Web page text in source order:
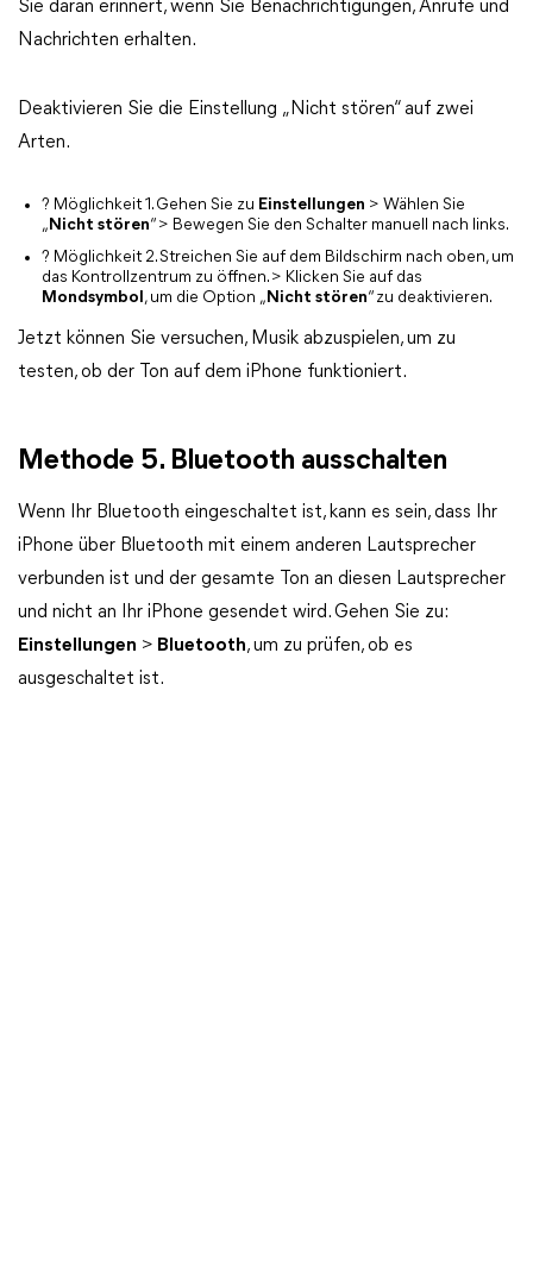
Sie daran erinnert, wenn Sie Benachrichtigungen, Anrufe und
Nachrichten erhalten.
Deaktivieren Sie die Einstellung „Nicht stören“ auf zwei
Arten.
? Möglichkeit 1. Gehen Sie zu Einstellungen > Wählen Sie
„Nicht stören“ > Bewegen Sie den Schalter manuell nach links.
? Möglichkeit 2. Streichen Sie auf dem Bildschirm nach oben, um
das Kontrollzentrum zu öffnen. > Klicken Sie auf das
Mondsymbol, um die Option „Nicht stören“ zu deaktivieren.
Jetzt können Sie versuchen, Musik abzuspielen, um zu
testen, ob der Ton auf dem iPhone funktioniert.
Methode 5. Bluetooth ausschalten
Wenn Ihr Bluetooth eingeschaltet ist, kann es sein, dass Ihr
iPhone über Bluetooth mit einem anderen Lautsprecher
verbunden ist und der gesamte Ton an diesen Lautsprecher
und nicht an Ihr iPhone gesendet wird. Gehen Sie zu:
Einstellungen > Bluetooth, um zu prüfen, ob es
ausgeschaltet ist.